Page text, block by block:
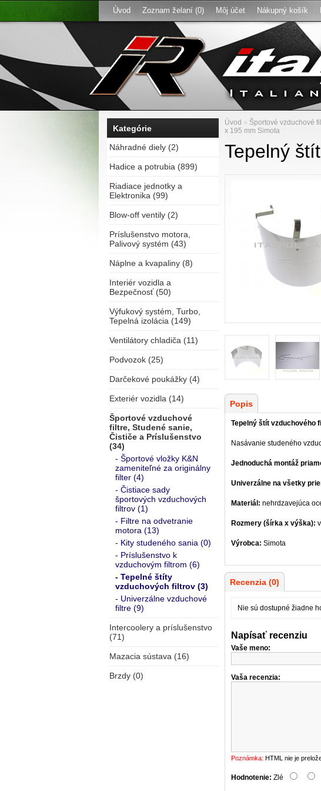
Úvod Zoznam želaní (0) Môj účet Nákupný košík
Kategórie
Náhradné diely (2)
Hadice a potrubia (899)
Riadiace jednotky a
Elektronika (99)
Blow-off ventily (2)
Príslušenstvo motora,
Palivový systém (43)
Náplne a kvapaliny (8)
Interiér vozidla a
Bezpečnosť (50)
Výfukový systém, Turbo,
Tepelná izolácia (149)
Ventilátory chladiča (11)
Podvozok (25)
Darčekové poukážky (4)
Exteriér vozidla (14)
Športové vzduchové
filtre, Studené sanie,
Čističe a Príslušenstvo
(34)
- Športové vložky K&N
zameniteľné za originálny
filter (4)
- Čistiace sady
športových vzduchových
filtrov (1)
- Filtre na odvetranie
motora (13)
- Kity studeného sania (0)
- Príslušenstvo k
vzduchovým filtrom (6)
- Tepelné štíty
vzduchových filtrov (3)
- Univerzálne vzduchové
filtre (9)
Intercoolery a príslušenstvo
(71)
Mazacia sústava (16)
Brzdy (0)
Úvod » Športové vzduchové
x 195 mm Simota
Tepelný
Popis
Tepelný štít vzduchového
Nasávanie studeného
Jednoduchá montáž
Univerzálne na všetky
Materiál: nehrdzavejúca
Rozmery (šírka x výška):
Výrobca: Simota
Recenzia (0)
Nie sú dostupné žiadne
Napísať recenziu
Vaše meno:
Vaša recenzia:
Poznámka: HTML nie je
Hodnotenie: Zlé